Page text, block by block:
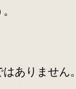
ありません。